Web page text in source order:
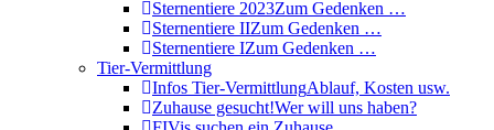
Sternentiere 2023Zum Gedenken …
Sternentiere IIZum Gedenken …
Sternentiere IZum Gedenken …
Tier-Vermittlung
Infos Tier-VermittlungAblauf, Kosten usw.
Zuhause gesucht!Wer will uns haben?